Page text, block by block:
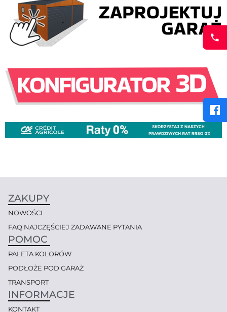
ZAKUPY
NOWOŚCI
FAQ NAJCZĘŚCIEJ ZADAWANE PYTANIA
POMOC
PALETA KOLORÓW
PODŁOŻE POD GARAŻ
TRANSPORT
INFORMACJE
KONTAKT